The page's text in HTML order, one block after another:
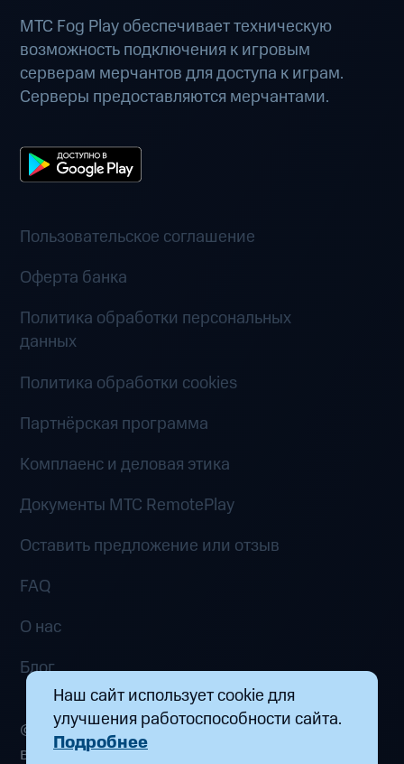
Наш сайт использует cookie для
улучшения работоспособности сайта.
Подробнее
МТС Fog Play обеспечивает техническую
возможность подключения к игровым
серверам мерчантов для доступа к играм.
Серверы предоставляются мерчантами.
Пользовательское соглашение
Оферта банка
Политика обработки персональных
данных
Политика обработки cookies
Партнёрская программа
Комплаенс и деловая этика
Документы MTC RemotePlay
Оставить предложение или отзыв
FAQ
О нас
Блог
© 2026 ООО «Маркетплейс распределенных
вычислений». Все права защищены